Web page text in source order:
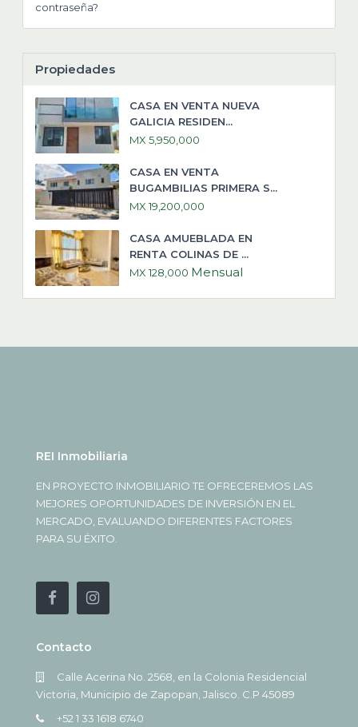
contraseña?
Propiedades
CASA EN VENTA NUEVA
GALICIA RESIDEN...
MX 5,950,000
CASA EN VENTA
BUGAMBILIAS PRIMERA S...
MX 19,200,000
CASA AMUEBLADA EN
RENTA COLINAS DE ...
MX 128,000 Mensual
REI Inmobiliaria
EN PROYECTO INMOBILIARIO TE OFRECEREMOS LAS
MEJORES OPORTUNIDADES DE INVERSIÓN EN EL
MERCADO, EVALUANDO DIFERENTES FACTORES
PARA SU ÉXITO.
Contacto
Calle Acerina No. 2568, en la Colonia Residencial
Victoria, Municipio de Zapopan, Jalisco. C.P 45089
+52 1 33 1618 6740